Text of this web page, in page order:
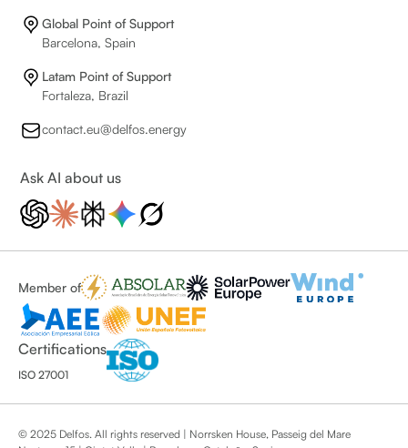
Global Point of Support
Barcelona, Spain
Latam Point of Support
Fortaleza, Brazil
contact.eu@delfos.energy
Ask AI about us
Member of
Certifications
ISO 27001
© 2025 Delfos. All rights reserved | Norrsken House, Passeig del Mare